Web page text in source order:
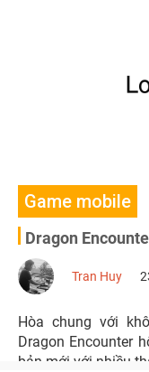
Game mobile
Dragon
Tran Huy
Hòa chung với
Dragon Encounter
bản mới với nhiều